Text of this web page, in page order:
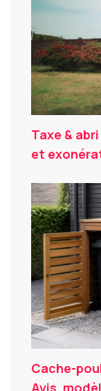
Taxe &
et
Cache-
Avis,